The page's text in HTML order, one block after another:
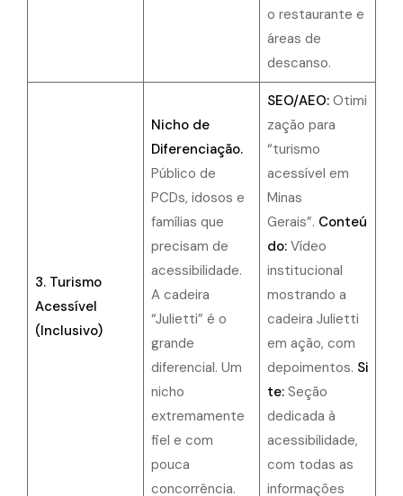
o restaurante e
áreas de
descanso.
3. Turismo
Acessível
(Inclusivo)
Nicho de
Diferenciação.
Público de
PCDs, idosos e
famílias que
precisam de
acessibilidade.
A cadeira
“Julietti” é o
grande
diferencial. Um
nicho
extremamente
fiel e com
pouca
concorrência.
SEO/AEO:Otimi
zação para
“turismo
acessível em
Minas
Gerais”. Conteú
do:Vídeo
institucional
mostrando a
cadeira Julietti
em ação, com
depoimentos. Si
te:Seção
dedicada à
acessibilidade,
com todas as
informações